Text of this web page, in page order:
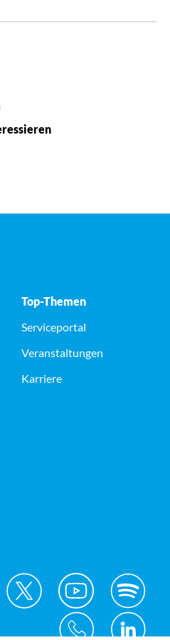
Top-Themen
Serviceportal
Veranstaltungen
Karriere